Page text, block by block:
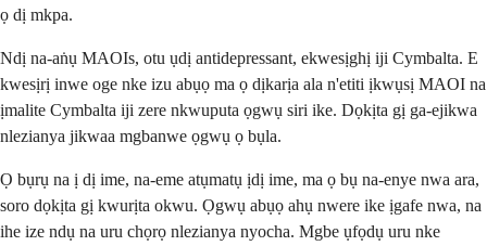
ọ dị mkpa.
Ndị na-aṅụ MAOIs, otu ụdị antidepressant, ekwesịghị iji Cymbalta. E
kwesịrị inwe oge nke izu abụọ ma ọ dịkarịa ala n'etiti ịkwụsị MAOI na
ịmalite Cymbalta iji zere nkwuputa ọgwụ siri ike. Dọkịta gị ga-ejikwa
nlezianya jikwaa mgbanwe ọgwụ ọ bụla.
Ọ bụrụ na ị dị ime, na-eme atụmatụ ịdị ime, ma ọ bụ na-enye nwa ara,
soro dọkịta gị kwurịta okwu. Ọgwụ abụọ ahụ nwere ike ịgafe nwa, na
ihe ize ndụ na uru chọrọ nlezianya nyocha. Mgbe ụfọdụ uru nke